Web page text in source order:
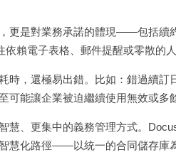
更是對業務承諾的體現——包括續
依賴電子表格、郵件提醒或零散的
時，還極易出錯。比如：錯過續
可能讓企業被迫繼續使用無效或多
慧、更集中的義務管理方式。
慧化路徑——以統一的合同儲存庫